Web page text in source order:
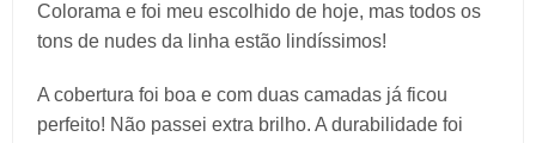
Colorama e foi meu escolhido de hoje, mas todos os
tons de nudes da linha estão lindíssimos!
A cobertura foi boa e com duas camadas já ficou
perfeito! Não passei extra brilho. A durabilidade foi